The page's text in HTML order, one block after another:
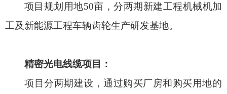
项目规划用地50亩，分两期新建工程机械机加
工及新能源工程车辆齿轮生产研发基地。
精密光电线缆项目：
项目分两期建设，通过购买厂房和购买用地的